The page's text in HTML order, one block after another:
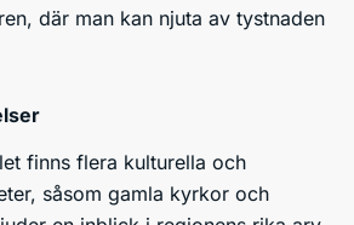
där man kan njuta av tystnaden
finns flera kulturella och
såsom gamla kyrkor och